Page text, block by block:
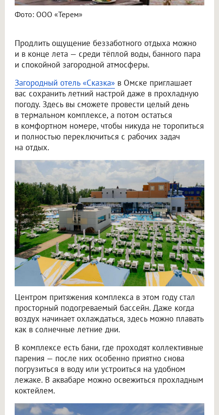
Фото: ООО «Терем»
Продлить ощущение беззаботного отдыха можно
и в конце лета — среди тёплой воды, банного пара
и спокойной загородной атмосферы.
Загородный отель «Сказка» в Омске приглашает
вас сохранить летний настрой даже в прохладную
погоду. Здесь вы сможете провести целый день
в термальном комплексе, а потом остаться
в комфортном номере, чтобы никуда не торопиться
и полностью переключиться с рабочих задач
на отдых.
Центром притяжения комплекса в этом году стал
просторный подогреваемый бассейн. Даже когда
воздух начинает охлаждаться, здесь можно плавать
как в солнечные летние дни.
В комплексе есть бани, где проходят коллективные
парения — после них особенно приятно снова
погрузиться в воду или устроиться на удобном
лежаке. В аквабаре можно освежиться прохладным
коктейлем.